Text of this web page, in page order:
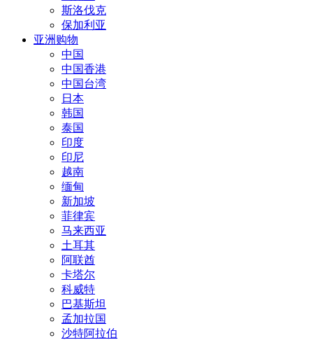
斯洛伐克
保加利亚
亚洲购物
中国
中国香港
中国台湾
日本
韩国
泰国
印度
印尼
越南
缅甸
新加坡
菲律宾
马来西亚
土耳其
阿联酋
卡塔尔
科威特
巴基斯坦
孟加拉国
沙特阿拉伯